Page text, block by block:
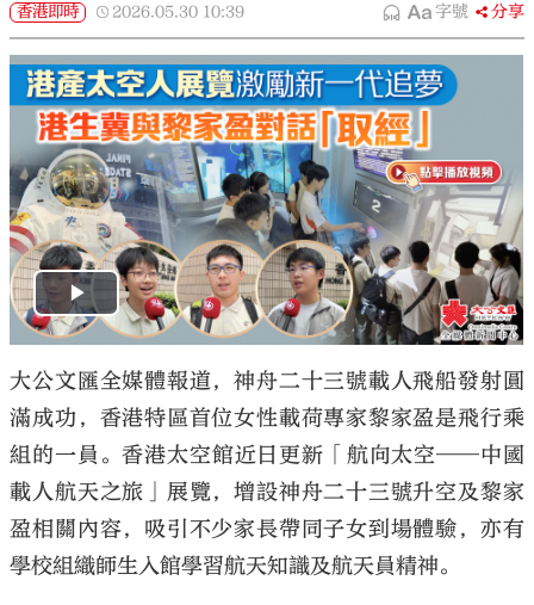
香港即時 2026.05.30 10:39 字號 分享
大公文匯全媒體報道，神舟二十三號載人飛船發射圓
滿成功，香港特區首位女性載荷專家黎家盈是飛行乘
組的一員。香港太空館近日更新「航向太空——中國
載人航天之旅」展覽，增設神舟二十三號升空及黎家
盈相關內容，吸引不少家長帶同子女到場體驗，亦有
學校組織師生入館學習航天知識及航天員精神。